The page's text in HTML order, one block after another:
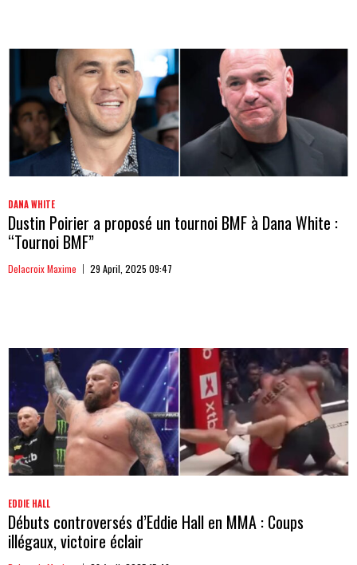
DANA WHITE
Dustin Poirier a proposé un tournoi BMF à Dana White :
“Tournoi BMF”
Delacroix Maxime 29 April, 2025 09:47
EDDIE HALL
Débuts controversés d’Eddie Hall en MMA : Coups
illégaux, victoire éclair